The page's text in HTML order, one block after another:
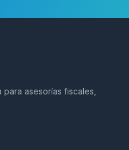
asesorías fiscales,